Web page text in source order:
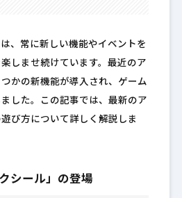
、常に新しい機能やイベントを
しませ続けています。最近のア
かの新機能が導入され、ゲーム
した。この記事では、最新のア
び方について詳しく解説しま
シール」の登場